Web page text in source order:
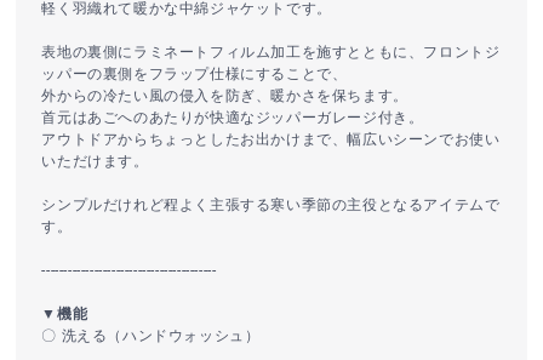
軽く羽織れて暖かな中綿ジャケットです。
表地の裏側にラミネートフィルム加工を施すとともに、フロントジ
ッパーの裏側をフラップ仕様にすることで、
外からの冷たい風の侵入を防ぎ、暖かさを保ちます。
首元はあごへのあたりが快適なジッパーガレージ付き。
アウトドアからちょっとしたお出かけまで、幅広いシーンでお使い
いただけます。
シンプルだけれど程よく主張する寒い季節の主役となるアイテムで
す。
----------------------------------------
▼機能
〇 洗える（ハンドウォッシュ）